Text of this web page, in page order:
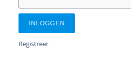
INLOGGEN
Registreer